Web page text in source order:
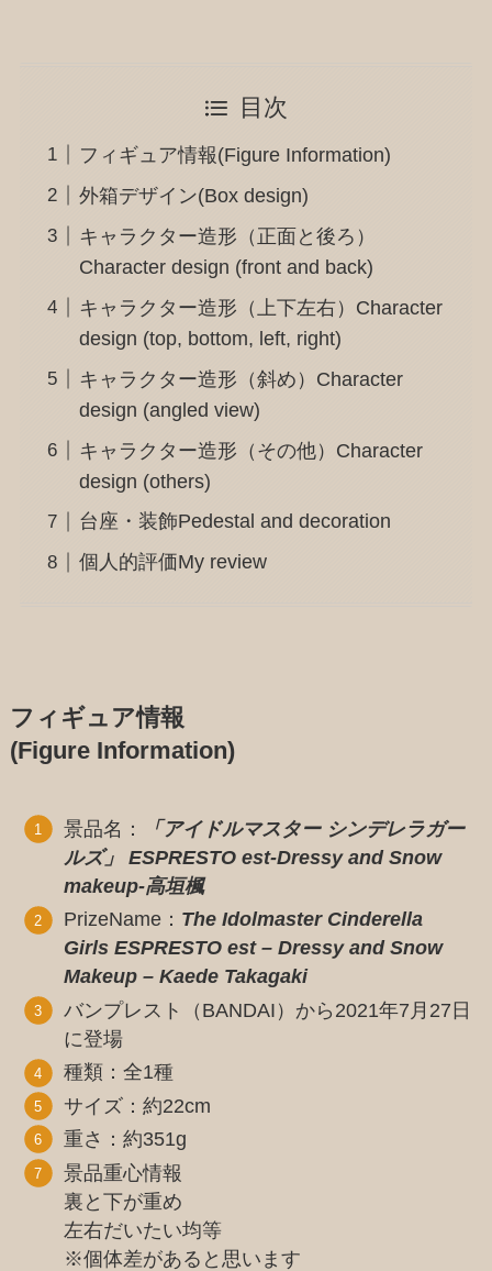
目次
フィギュア情報(Figure Information)
外箱デザイン(Box design)
キャラクター造形（正面と後ろ）
Character design (front and back)
キャラクター造形（上下左右）Character
design (top, bottom, left, right)
キャラクター造形（斜め）Character
design (angled view)
キャラクター造形（その他）Character
design (others)
台座・装飾Pedestal and decoration
個人的評価My review
フィギュア情報
(Figure Information)
景品名：
「アイドルマスター シンデレラガー
ルズ」 ESPRESTO est-Dressy and Snow
makeup-高垣楓
PrizeName： The Idolmaster Cinderella
Girls ESPRESTO est – Dressy and Snow
Makeup – Kaede Takagaki
バンプレスト（BANDAI）から2021年7月27日
に登場
種類：全1種
サイズ：約22cm
重さ：約351g
景品重心情報
裏と下が重め
左右だいたい均等
※個体差があると思います